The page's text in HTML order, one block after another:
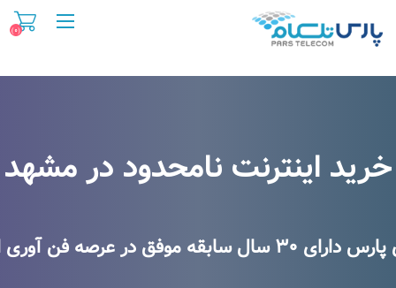
(۰)
خرید اینترنت نامحدود در مشهد
خرید اینترنت نامحدود در مشهد
فن آوری اطلاعات و اینترنت